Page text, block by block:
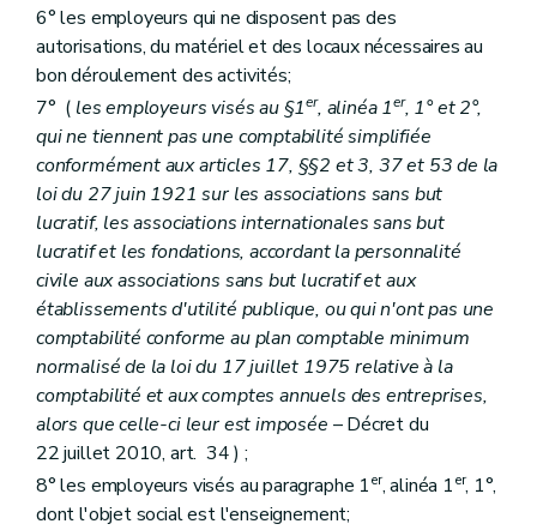
6° les employeurs qui ne disposent pas des
autorisations, du matériel et des locaux nécessaires au
bon déroulement des activités;
7° ( les employeurs visés au §1er, alinéa 1er, 1° et 2°,
qui ne tiennent pas une comptabilité simplifiée
conformément aux articles 17, §§2 et 3, 37 et 53 de la
loi du 27 juin 1921 sur les associations sans but
lucratif, les associations internationales sans but
lucratif et les fondations, accordant la personnalité
civile aux associations sans but lucratif et aux
établissements d'utilité publique, ou qui n'ont pas une
comptabilité conforme au plan comptable minimum
normalisé de la loi du 17 juillet 1975 relative à la
comptabilité et aux comptes annuels des entreprises,
alors que celle-ci leur est imposée – Décret du
22 juillet 2010, art. 34 ) ;
8° les employeurs visés au paragraphe 1er, alinéa 1er, 1°,
dont l'objet social est l'enseignement;